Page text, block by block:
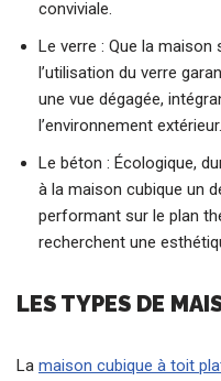
conviviale.
Le verre : Que la
l’utilisation du verre
une vue dégagée,
l’environnement extérieur.
Le béton : Écologique,
à la maison cubique un
performant sur le plan
recherchent une
LES TYPES DE
La maison cubique à toit